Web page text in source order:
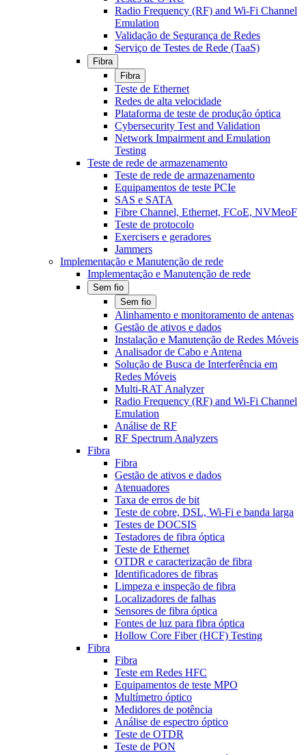
Radio Frequency (RF) and Wi-Fi Channel
Emulation
Validação de Segurança de Redes
Serviço de Testes de Rede (TaaS)
Fibra
Fibra
Teste de Ethernet
Redes de alta velocidade
Plataforma de teste de produção óptica
Cybersecurity Test and Validation
Network Impairment and Emulation
Testing
Teste de rede de armazenamento
Teste de rede de armazenamento
Equipamentos de teste PCIe
SAS e SATA
Fibre Channel, Ethernet, FCoE, NVMeoF
Teste de protocolo
Exercisers e geradores
Jammers
Implementação e Manutenção de rede
Implementação e Manutenção de rede
Sem fio
Sem fio
Alinhamento e monitoramento de antenas
Gestão de ativos e dados
Instalação e Manutenção de Redes Móveis
Analisador de Cabo e Antena
Solução de Busca de Interferência em
Redes Móveis
Multi-RAT Analyzer
Radio Frequency (RF) and Wi-Fi Channel
Emulation
Análise de RF
RF Spectrum Analyzers
Fibra
Fibra
Gestão de ativos e dados
Atenuadores
Taxa de erros de bit
Teste de cobre, DSL, Wi-Fi e banda larga
Testes de DOCSIS
Testadores de fibra óptica
Teste de Ethernet
OTDR e caracterização de fibra
Identificadores de fibras
Limpeza e inspeção de fibra
Localizadores de falhas
Sensores de fibra óptica
Fontes de luz para fibra óptica
Hollow Core Fiber (HCF) Testing
Fibra
Fibra
Teste em Redes HFC
Equipamentos de teste MPO
Multímetro óptico
Medidores de potência
Análise de espectro óptico
Teste de OTDR
Teste de PON